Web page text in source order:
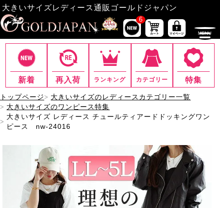
大きいサイズレディース通販ゴールドジャパン
6
新着 再入荷 ランキング カテゴリー 特集
トップページ
大きいサイズのレディースカテゴリー一覧
大きいサイズのワンピース特集
大きいサイズ レディース チュールティアードドッキングワン
ピース nw-24016